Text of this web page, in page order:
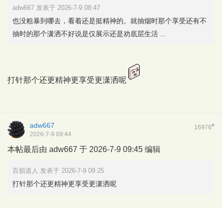
adw667 发表于 2026-7-9 08:47
也没粗暴到哪去，看着还是挺精神的。就抽烟时那个享受还有不
抽时的那个潇洒不好说是仅展示还是劝底层生活 ...
打针那个还更精神更享受更潇洒呢
16976#
adw667
2026-7-9 09:44
本帖最后由 adw667 于 2026-7-9 09:45 编辑
百损道人 发表于 2026-7-9 09:25
打针那个还更精神更享受更潇洒呢